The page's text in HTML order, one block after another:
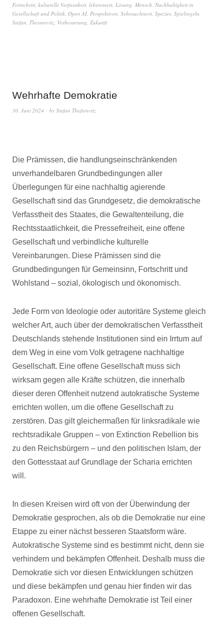
Fortschritt, kulturelle Verfasstheit, lebenswert, Lösung, Mensch, Nachhaltigkeit in
Gesellschaft und Politik, Open AI, Perspektiven, Sehnsuchtsort, Spezies, Spielregeln,
Stefan, Thessenvitz, Verbesserung, Zukunft
Wehrhafte Demokratie
30. Juni 2024 by Stefan Theßenvitz
Die Prämissen, die handlungseinschränkenden
unverhandelbaren Grundbedingungen aller
Überlegungen für eine nachhaltig agierende
Gesellschaft sind das Grundgesetz, die demokratische
Verfasstheit des Staates, die Gewaltenteilung, die
Rechtsstaatlichkeit, die Pressefreiheit, eine offene
Gesellschaft und verbindliche kulturelle
Vereinbarungen. Diese Prämissen sind die
Grundbedingungen für Gemeinsinn, Fortschritt und
Wohlstand – sozial, ökologisch und ökonomisch.
Jede Form von Ideologie oder autoritäre Systeme gleich
welcher Art, auch über der demokratischen Verfasstheit
Deutschlands stehende Institutionen sind ein Irrtum auf
dem Weg in eine vom Volk getragene nachhaltige
Gesellschaft. Eine offene Gesellschaft muss sich
wirksam gegen alle Kräfte schützen, die innerhalb
dieser deren Offenheit nutzend autokratische Systeme
errichten wollen, um die offene Gesellschaft zu
zerstören. Das gilt gleichermaßen für linksradikale wie
rechtsradikale Gruppen – von Extinction Rebellion bis
zu den Reichsbürgern – und den politischen Islam, der
den Gottesstaat auf Grundlage der Scharia errichten
will.
In diesen Kreisen wird oft von der Überwindung der
Demokratie gesprochen, als ob die Demokratie nur eine
Etappe zu einer nächst besseren Staatsform wäre.
Autokratische Systeme sind es bestimmt nicht, denn sie
verhindern und bekämpfen Offenheit. Deshalb muss die
Demokratie sich vor diesen Entwicklungen schützen
und diese bekämpfen und genau hier finden wir das
Paradoxon. Eine wehrhafte Demokratie ist Teil einer
offenen Gesellschaft.